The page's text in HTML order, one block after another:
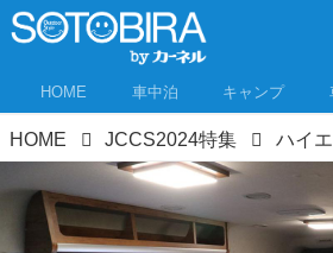
HOME 車中泊 キャンプ
HOME JCCS2024特集